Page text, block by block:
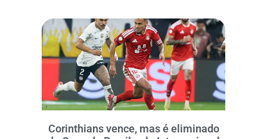
Corinthians vence, mas é eliminado